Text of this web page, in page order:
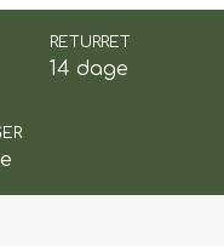
RETURRET
14 dage